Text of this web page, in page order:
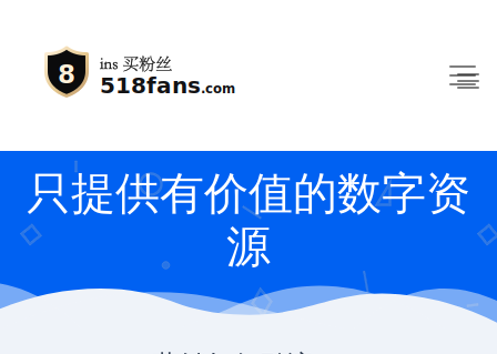
只提供有价值的数字资
源